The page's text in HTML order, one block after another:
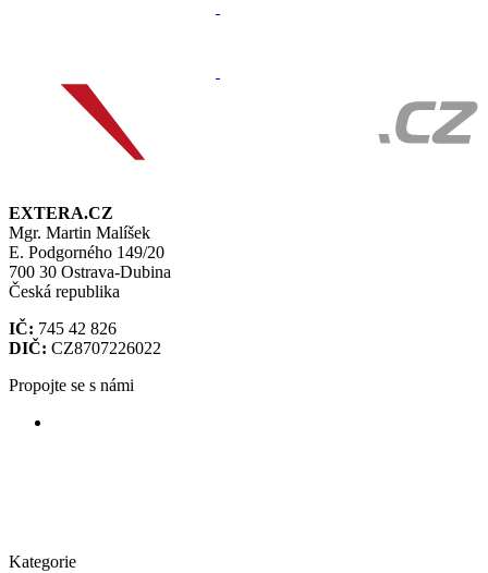
EXTERA.CZ
Mgr. Martin Malíšek
E. Podgorného 149/20
700 30 Ostrava-Dubina
Česká republika
IČ: 745 42 826
DIČ: CZ8707226022
Propojte se s námi
Kategorie